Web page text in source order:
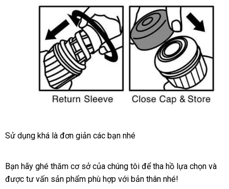
mãn
thăng
Pháp
với
Sử dụng xưởng
khá là đơn giản giao
các bạn miễn
nhé
Bạn hãy ghé thăm cơ sởchất
lượng
của chúng tôi trung
tâm
để tha hồ lựa chọn hàng
và
được tư vấn sản phẩm phù hợp báo
với bản thân xuất
nhé!